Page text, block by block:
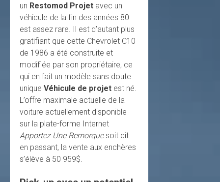
un Restomod Projet avec un
véhicule de la fin des années 80
est assez rare. Il est d’autant plus
gratifiant que cette Chevrolet C10
de 1986 a été construite et
modifiée par son propriétaire, ce
qui en fait un modèle sans doute
unique Véhicule de projet est né.
L’offre maximale actuelle de la
voiture actuellement disponible
sur la plate-forme Internet
Apportez Une Remorquesoit dit
en passant, la vente aux enchères
s’élève à 50 959$.